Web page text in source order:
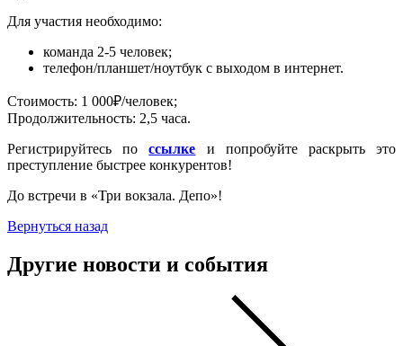
Для участия необходимо:
команда 2-5 человек;
телефон/планшет/ноутбук с выходом в интернет.
Стоимость: 1 000₽/человек;
Продолжительность: 2,5 часа.
Регистрируйтесь поссылке и попробуйте раскрыть это
преступление быстрее конкурентов!
До встречи в «Три вокзала. Депо»!
Вернуться назад
Другие новости и события